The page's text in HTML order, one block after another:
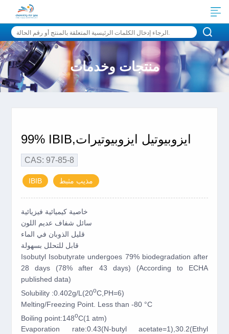
منتجات وخدمات
99% IBIB,ايزوبيوتيل ايزوبيوتيرات
CAS: 97-85-8
IBIB مذيب مثبط
خاصية كيميائية فيزيائية
سائل شفاف عديم اللون
قليل الذوبان في الماء
قابل للتحلل بسهولة
Isobutyl Isobutyrate undergoes 79% biodegradation after
28 days (78% after 43 days) (According to ECHA
published data)
Solubility :0.402g/L(20oC,PH=6)
Melting/Freezing Point. Less than -80 °C
Boiling point:148oC(1 atm)
Evaporation rate:0.43(N-butyl acetate=1),30.2(Ethyl